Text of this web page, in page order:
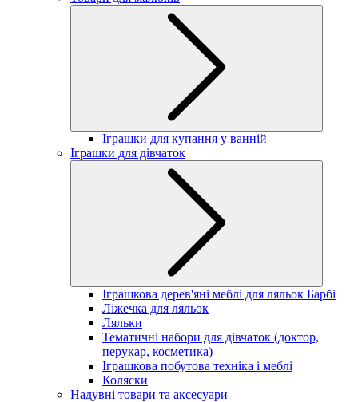
Іграшки для купання у ванній
Іграшки для дівчаток
Іграшкова дерев'яні меблі для ляльок Барбі
Ліжечка для ляльок
Ляльки
Тематичні набори для дівчаток (доктор,
перукар, косметика)
Іграшкова побутова техніка і меблі
Коляски
Надувні товари та аксесуари